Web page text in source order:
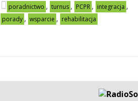
poradnictwo , turnus , PCPR , integracja ,
porady , wsparcie , rehabilitacja